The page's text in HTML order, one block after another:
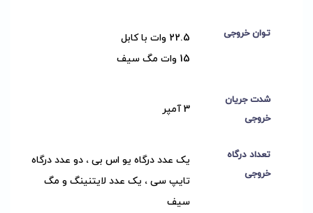
توان خروجی
22.5 وات با کابل
15 وات مگ سیف
شدت جریان
خروجی
3 آمپر
تعداد درگاه
خروجی
یک عدد درگاه یو اس بی ، دو عدد درگاه
تایپ سی ، یک عدد لایتنینگ و مگ
سیف